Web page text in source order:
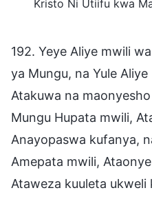
Kristo Ni Utiifu kwa
192. Yeye Aliye mwili
ya Mungu, na Yule
Atakuwa na
Mungu Hupata mwili,
Anayopaswa kufanya,
Amepata mwili,
Ataweza kuuleta ukweli